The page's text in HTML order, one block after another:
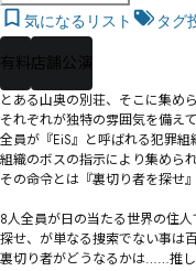
気になるリスト
タグ
有料 店舗公演
とある山奥の別荘、そこに集め
それぞれが独特の雰囲気を備え
全員が『EiS』と呼ばれる犯罪組
組織のボスの指示により集めら
その命令とは『裏切り者を探せ』
8人全員が日の当たる世界の住人
探せ、が単なる捜索でない事は
裏切り者がどうなるかは……推し